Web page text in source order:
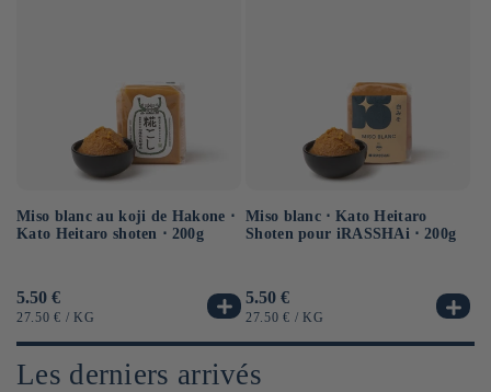
Miso blanc au koji de Hakone ⋅
Kato Heitaro shoten ⋅ 200g
Prix
habituel
5.50 €
PRIX
27.50 € / PAR
KG
Miso blanc ⋅ Kato Heitaro
Shoten pour iRASSHAi ⋅ 200g
Prix
habituel
5.50 €
PRIX
27.50 € / PAR
KG
Les derniers arrivés